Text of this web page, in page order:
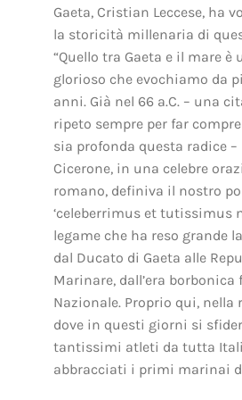
Gaeta, Cristian Leccese, ha
la storicità millenaria di
“Quello tra Gaeta e il mare è
glorioso che evochiamo da
anni. Già nel 66 a.C. – una
ripeto sempre per far
sia profonda questa radice –
Cicerone, in una celebre
romano, definiva il nostro
‘celeberrimus et tutissimus
legame che ha reso grande
dal Ducato di Gaeta alle
Marinare, dall’era borbonica
Nazionale. Proprio qui, nella
dove in questi giorni si
tantissimi atleti da tutta
abbracciati i primi marinai